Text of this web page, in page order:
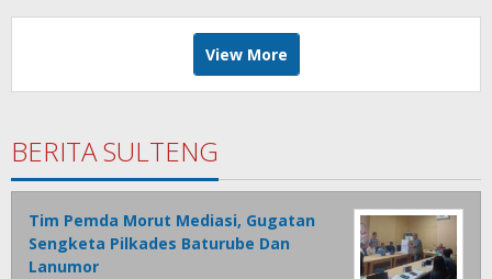
View More
BERITA SULTENG
Tim Pemda Morut Mediasi, Gugatan
Sengketa Pilkades Baturube Dan
Lanumor